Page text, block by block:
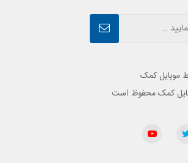
موبایل کمک
کمک محفوظ است